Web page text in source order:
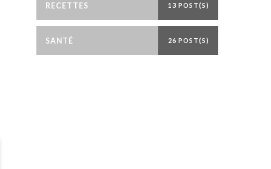
RECETTES 13 POST(S)
SANTÉ 26 POST(S)